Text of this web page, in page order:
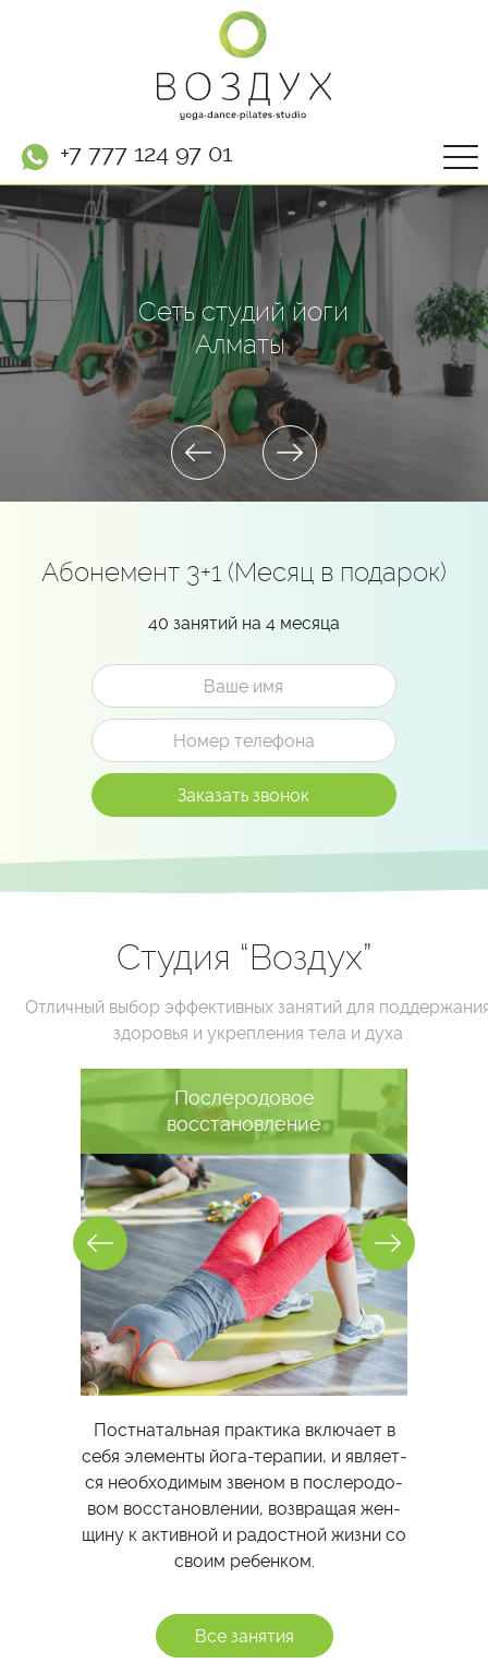
+7 777 124 97 01
Сеть студий йоги
Алматы
Абонемент 3+1 (Месяц в подарок)
40 занятий на 4 месяца
Студия “Воздух”
Отличный выбор эффективных занятий для
здоровья и укрепления тела и духа
Послеродовое
восстановление
Пост­на­таль­ная прак­ти­ка вклю­ча­ет в
се­бя эле­мен­ты йо­га-те­ра­пии, и яв­ля­ет­
ся необ­хо­ди­мым зве­ном в по­сле­ро­до­
вом вос­ста­нов­ле­нии, воз­вра­щая жен­
щи­ну к ак­тив­ной и ра­дост­ной жиз­ни со
сво­им ре­бен­ком.
Все занятия